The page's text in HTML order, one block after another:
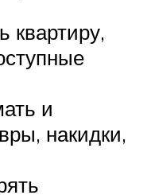
квартиру,
и
накидки,